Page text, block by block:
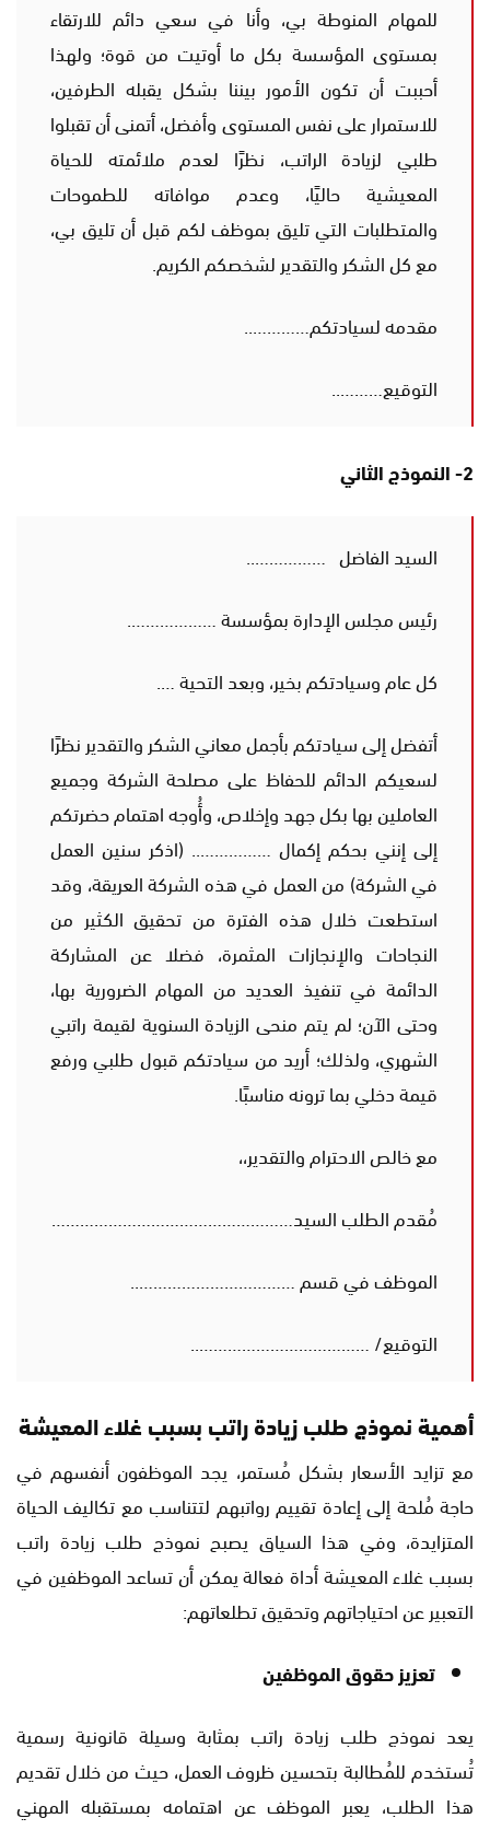
للمهام المنوطة بي، وأنا في سعي دائم للارتقاء
بمستوى المؤسسة بكل ما أوتيت من قوة؛ ولهذا
أحببت أن تكون الأمور بيننا بشكل يقبله الطرفين،
للاستمرار على نفس المستوى وأفضل، أتمنى أن تقبلوا
طلبي لزيادة الراتب، نظرًا لعدم ملائمته للحياة
المعيشية حاليًا، وعدم موافاته للطموحات
والمتطلبات التي تليق بموظف لكم قبل أن تليق بي،
مع كل الشكر والتقدير لشخصكم الكريم.
مقدمه لسيادتكم…………..
التوقيع………..
2- النموذج الثاني
السيد الفاضل ……………..
رئيس مجلس الإدارة بمؤسسة ……………….
كل عام وسيادتكم بخير، وبعد التحية ….
أتفضل إلى سيادتكم بأجمل معاني الشكر والتقدير نظرًا
لسعيكم الدائم للحفاظ على مصلحة الشركة وجميع
العاملين بها بكل جهد وإخلاص، وأُوجه اهتمام حضرتكم
إلى إنني بحكم إكمال …………….. (اذكر سنين العمل
في الشركة) من العمل في هذه الشركة العريقة، وقد
استطعت خلال هذه الفترة من تحقيق الكثير من
النجاحات والإنجازات المثمرة، فضلا عن المشاركة
الدائمة في تنفيذ العديد من المهام الضرورية بها،
وحتى الآن؛ لم يتم منحى الزيادة السنوية لقيمة راتبي
الشهري، ولذلك؛ أريد من سيادتكم قبول طلبي ورفع
قيمة دخلي بما ترونه مناسبًا.
مع خالص الاحترام والتقدير،،
مُقدم الطلب السيد……………………………………………
الموظف في قسم ……………………………..
التوقيع/ ………………………………..
أهمية نموذج طلب زيادة راتب بسبب غلاء المعيشة
مع تزايد الأسعار بشكل مُستمر، يجد الموظفون أنفسهم في
حاجة مُلحة إلى إعادة تقييم رواتبهم لتتناسب مع تكاليف الحياة
المتزايدة، وفي هذا السياق يصبح نموذج طلب زيادة راتب
بسبب غلاء المعيشة أداة فعالة يمكن أن تساعد الموظفين في
التعبير عن احتياجاتهم وتحقيق تطلعاتهم:
تعزيز حقوق الموظفين
يعد نموذج طلب زيادة راتب بمثابة وسيلة قانونية رسمية
تُستخدم للمُطالبة بتحسين ظروف العمل، حيث من خلال تقديم
هذا الطلب، يعبر الموظف عن اهتمامه بمستقبله المهني